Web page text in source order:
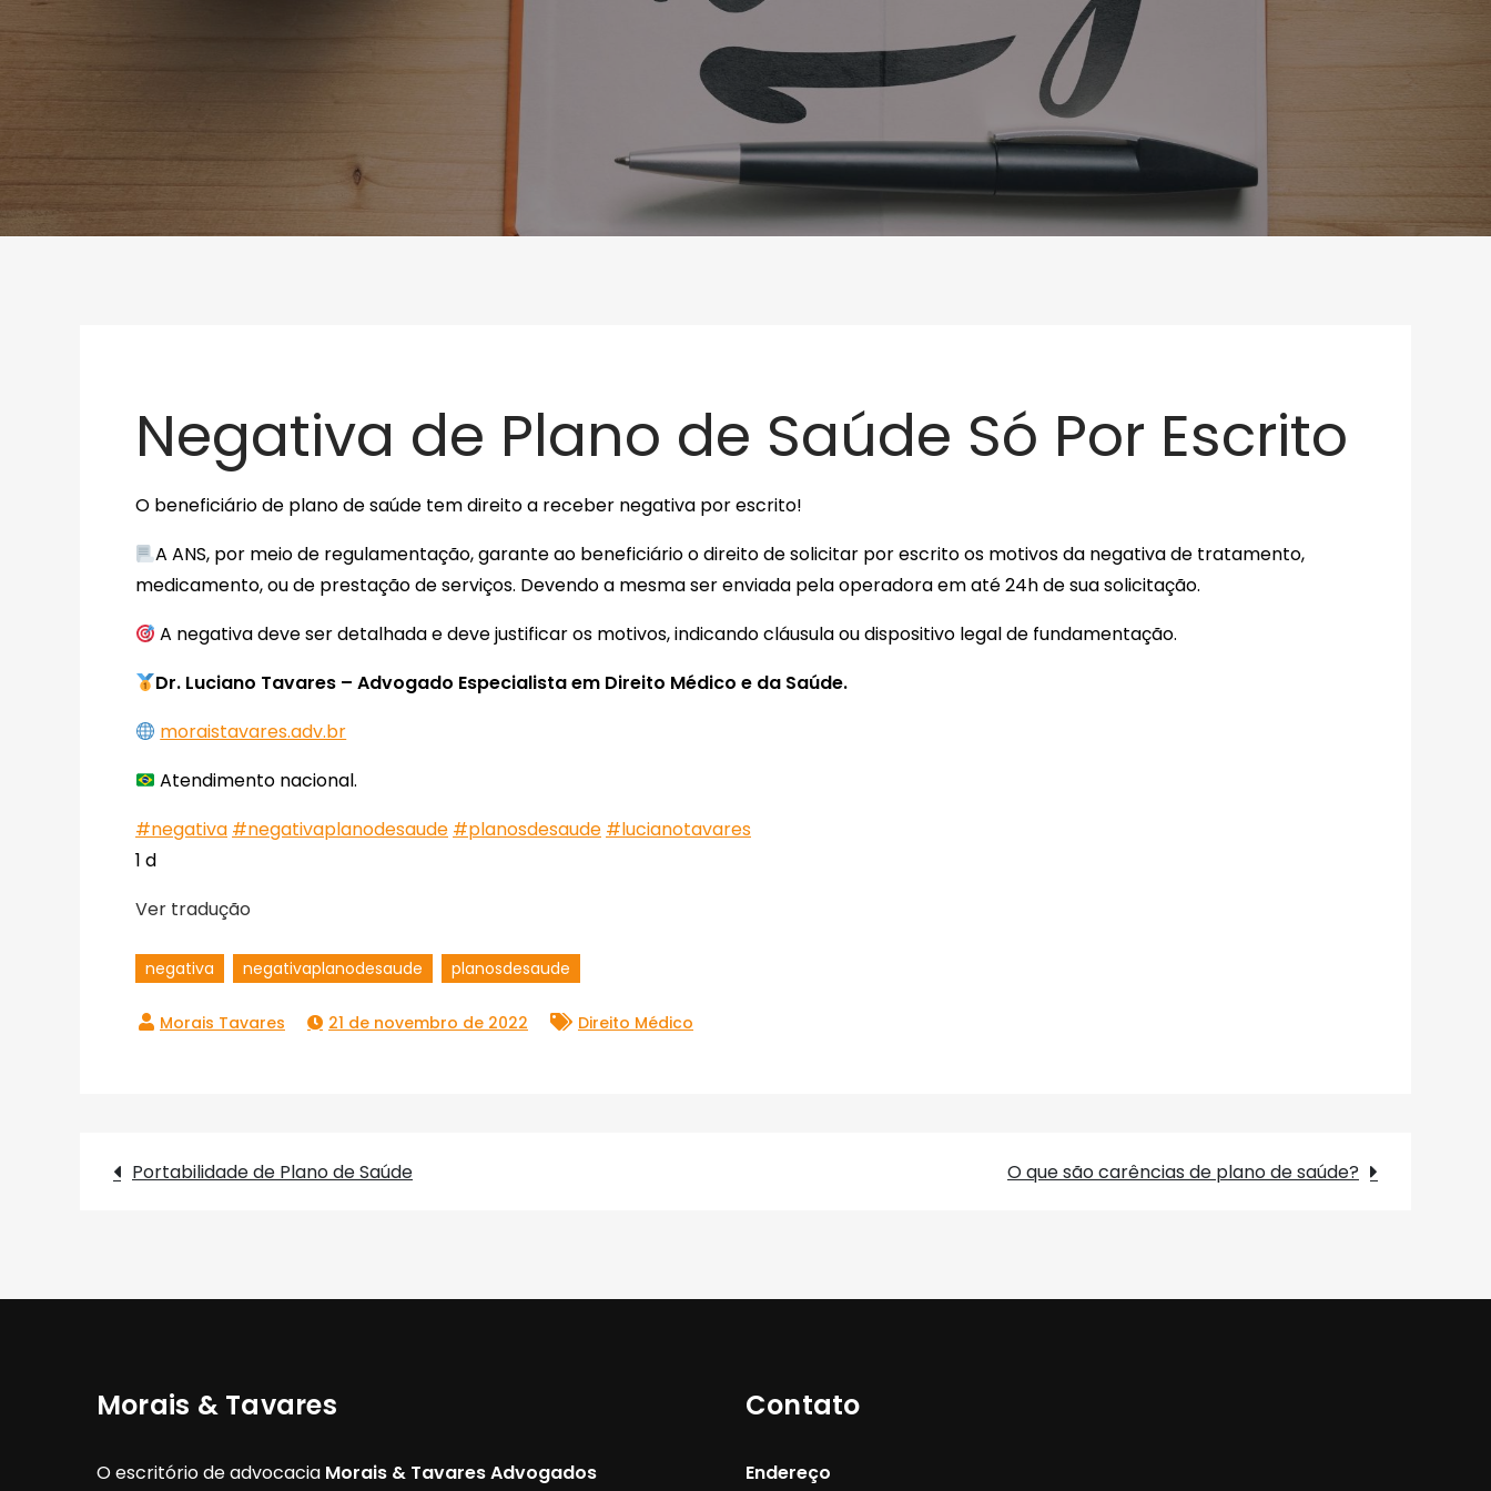
Negativa de Plano de Saúde Só Por Escrito
O beneficiário de plano de saúde tem direito a receber negativa por escrito!
A ANS, por meio de regulamentação, garante ao beneficiário o direito de solicitar por escrito os motivos da negativa de tratamento,
medicamento, ou de prestação de serviços. Devendo a mesma ser enviada pela operadora em até 24h de sua solicitação.
A negativa deve ser detalhada e deve justificar os motivos, indicando cláusula ou dispositivo legal de fundamentação.
Dr. Luciano Tavares – Advogado Especialista em Direito Médico e da Saúde.
moraistavares.adv.br
Atendimento nacional.
#negativa #negativaplanodesaude #planosdesaude #lucianotavares
1 d
Ver tradução
negativa negativaplanodesaude planosdesaude
21 de novembro de 2022 Direito Médico
Navegação
Post
Portabilidade de Plano de Saúde O que são carências de plano de saúde?
Morais & Tavares
O escritório de advocacia Morais & Tavares Advogados
Contato
Endereço